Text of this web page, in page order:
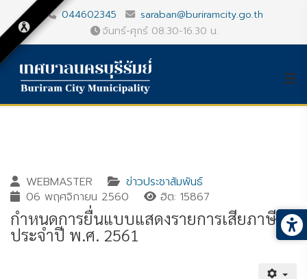
044602345
saraban@buriramcity.go.th
จันทร์-ศุกร์ 08.30-16.30 น.
WEBMASTER
ข่าวประชาสัมพันธ์
06 พฤศจิกายน 2560
ฮิต: 15867
กำหนดการยื่นแบบแสดงรายการเสียภาษี
ประจำปี พ.ศ. 2561